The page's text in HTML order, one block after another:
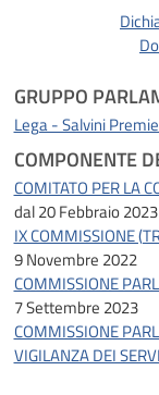
GRUPPO
Lega - Salvini
COMPONENTE
COMITATO PER LA
dal 20 Febbraio 2023
IX COMMISSIONE
9 Novembre 2022
COMMISSIONE
7 Settembre 2023
COMMISSIONE
VIGILANZA DEI